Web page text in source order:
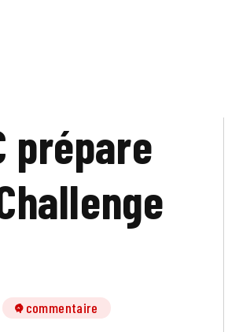
prépare
1 commentaire